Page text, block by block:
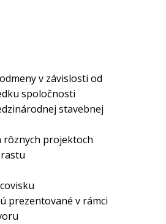
v závislosti od
spoločnosti
stavebnej
rôznych projektoch
prezentované v rámci